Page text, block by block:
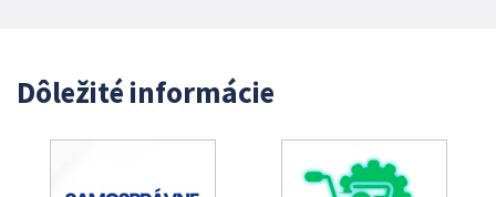
Dôležité informácie